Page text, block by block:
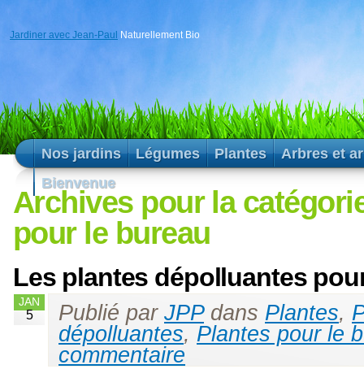
Jardiner avec Jean-Paul Naturellement Bio
Nos jardins Légumes Plantes
Arbres et
Bienvenue
Archives pour la
pour le bureau
Les plantes dépolluantes
JAN
5 Publié par JPPdans Plantes,
dépolluantes, Plantes pour le
commentaire